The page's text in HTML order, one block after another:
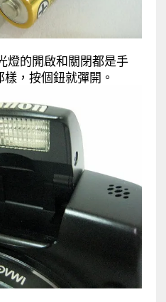
燈的開啟和關閉都是手
，按個鈕就彈開。